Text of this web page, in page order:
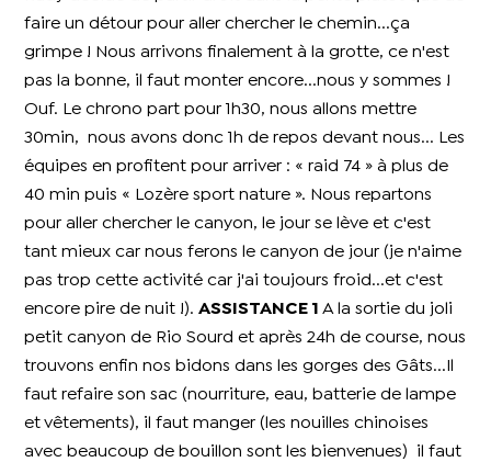
faire un détour pour aller chercher le chemin...ça
grimpe ! Nous arrivons finalement à la grotte, ce n'est
pas la bonne, il faut monter encore...nous y sommes !
Ouf. Le chrono part pour 1h30, nous allons mettre
30min, nous avons donc 1h de repos devant nous... Les
équipes en profitent pour arriver : « raid 74 » à plus de
40 min puis « Lozère sport nature ». Nous repartons
pour aller chercher le canyon, le jour se lève et c'est
tant mieux car nous ferons le canyon de jour (je n'aime
pas trop cette activité car j'ai toujours froid...et c'est
encore pire de nuit !).ASSISTANCE 1 A la sortie du joli
petit canyon de Rio Sourd et après 24h de course, nous
trouvons enfin nos bidons dans les gorges des Gâts...Il
faut refaire son sac (nourriture, eau, batterie de lampe
et vêtements), il faut manger (les nouilles chinoises
avec beaucoup de bouillon sont les bienvenues) il faut